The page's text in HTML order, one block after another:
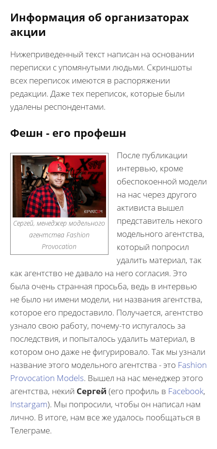
Информация об организаторах
акции
Нижеприведенный текст написан на основании
переписки с упомянутыми людьми. Скриншоты
всех переписок имеются в распоряжении
редакции. Даже тех переписок, которые были
удалены респондентами.
Фешн - его профешн
Сергей, менеджер модельного
агентства Fashion
Provocation
После публикации
интервью, кроме
обеспокоенной модели
на нас через другого
активиста вышел
представитель некого
модельного агентства,
который попросил
удалить материал, так
как агентство не давало на него согласия. Это
была очень странная просьба, ведь в интервью
не было ни имени модели, ни названия агентства,
которое его предоставило. Получается, агентство
узнало свою работу, почему-то испугалось за
последствия, и попыталось удалить материал, в
котором оно даже не фигурировало. Так мы узнали
название этого модельного агентства - это Fashion
Provocation Models. Вышел на нас менеджер этого
агентства, некий Сергей (его профиль в Facebook,
Instargam). Мы попросили, чтобы он написал нам
лично. В итоге, нам все же удалось пообщаться в
Телеграме.